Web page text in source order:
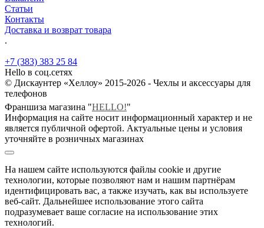
Статьи
Контакты
Доставка и возврат товара
.
+7 (383) 383 25 84
Hello в соц.сетях
© Дискаунтер «Хеллоу» 2015-2026 - Чехлы и аксессуары для
телефонов
Франшиза магазина "HELLO!"
Информация на сайте носит информационный характер и не
является публичной офертой. Актуальные цены и условия
уточняйте в розничных магазинах
На нашем сайте используются файлы cookie и другие
технологии, которые позволяют нам и нашим партнёрам
идентифицировать вас, а также изучать, как вы используете
веб-сайт. Дальнейшее использование этого сайта
подразумевает ваше согласие на использование этих
технологий.